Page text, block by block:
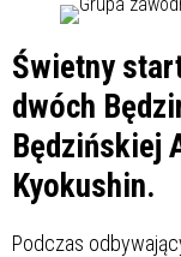
Świetny
dwóch
Będzińskiej
Kyokushin.
Podczas